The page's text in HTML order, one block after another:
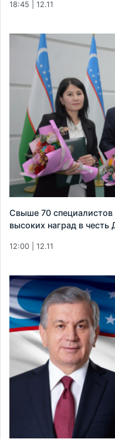
18:45 | 12.11
Свыше 70 специалистов
высоких наград в
12:00 | 12.11